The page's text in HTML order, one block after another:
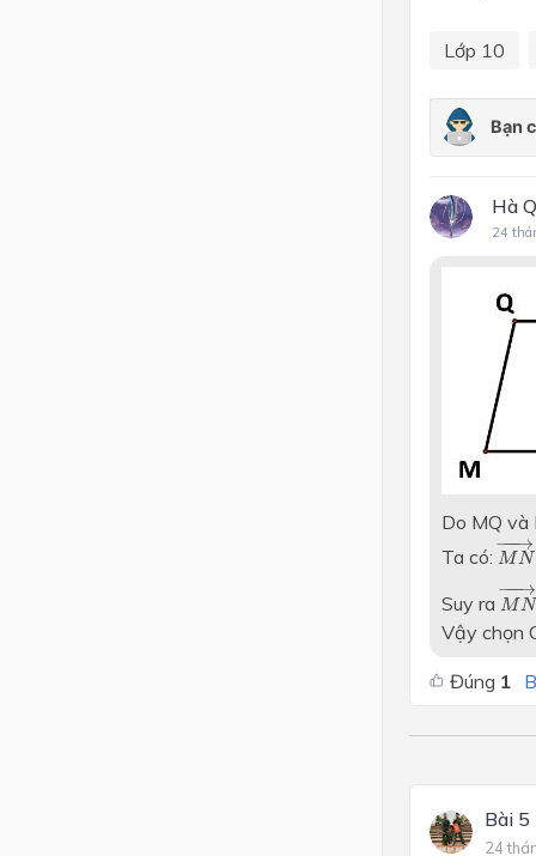
Lớp 10
Hà
24
Do MQ và
Ta có:
−
−−→
MN
MN
Suy ra
−
−−→
M N
MN
Vậy chọn
Đúng 1
Bài 5
24